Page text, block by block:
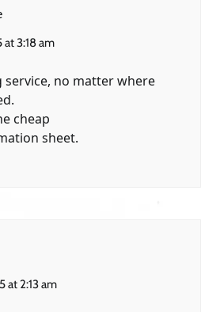
at 3:18 am
service, no matter where
cheap
sheet.
at 2:13 am